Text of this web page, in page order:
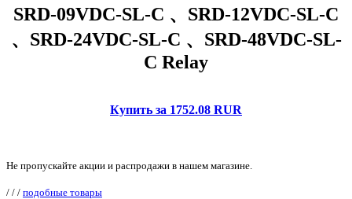
SRD-09VDC-SL-C 、SRD-12VDC-SL-C
、SRD-24VDC-SL-C 、SRD-48VDC-SL-
C Relay
Купить за 1752.08 RUR
Не пропускайте акции и распродажи в нашем магазине.
/ / / подобные товары